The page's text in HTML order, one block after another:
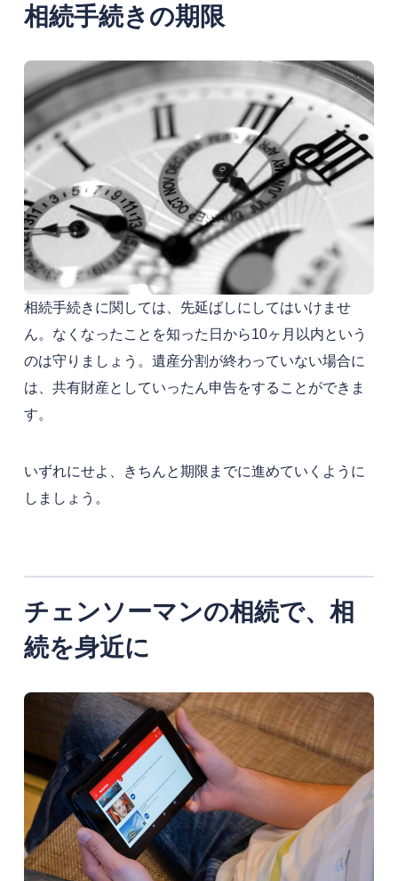
相続手続きの期限
相続手続きに関しては、先延ばしにしてはいけませ
ん。なくなったことを知った日から10ヶ月以内という
のは守りましょう。遺産分割が終わっていない場合に
は、共有財産としていったん申告をすることができま
す。
いずれにせよ、きちんと期限までに進めていくように
しましょう。
チェンソーマンの相続で、相
続を身近に